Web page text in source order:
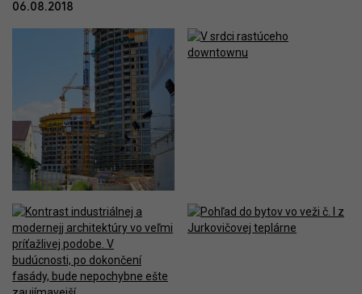
06.08.2018